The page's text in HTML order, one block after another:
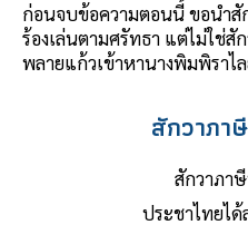
ก่อนจบข้อความตอนนี้ ขอนำสั
ร้องเล่นตามศรัทธา แต่ไม่ใช่สั
พลายแก้วเข้าหานางพิมพิราไ
สักวาภา
สักวาภา
ประชาไทยไ